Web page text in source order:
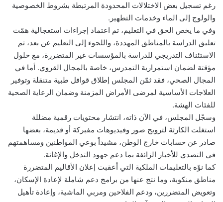
رغم تسجيل بعض الاختلالات المحدودة المرتبطة بشروط الخصوصية
والولوج إلى الماء وخدمات التطهير.
وفي ما يخص الحق في التعليم، تم اعتماد إجراءات استعجالية همّت
تعليق الدراسة بالمناطق المهددة، واللجوء إلى التعليم عن بعد، ثم
الاستئناف التدريجي للدراسة بالمؤسسات غير المتضررة، مع حلول
مؤقتة لضمان استمرارية التمدرس، خاصة بالمجال القروي. أما في
المجال الصحي، فقد ثمّن المجلس إطلاق قوافل طبية متنقلة وتوفير
العلاجات الأساسية لمرضى الأمراض المزمنة وضمان الرعاية الصحية
للفئات الهشة.
وسجّل المجلس، في الآن ذاته، انتشار محتويات رقمية مضللة
استغلت الكارثة لترويج صور وفيديوهات مفبركة أو قديمة، بعضها
صادر عن حسابات خارج الوطن، مشيداً بوعي المواطنين ومساهمتهم
في التصدي للأخبار الزائفة بما دعم جهود التدخل والإغاثة.
كما نوّه بالتعليمات الملكية التي أعقبت إعلان الأقاليم المتضررة
مناطق منكوبة، وما نتج عنها من برامج دعم شاملة لإعادة الإسكان،
وتعويض المتضررين، ودعم الفلاحين ومربي الماشية، وإعادة تأهيل